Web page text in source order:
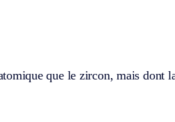
que le zircon, mais dont